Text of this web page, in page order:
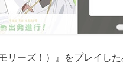
リーズ！）』をプレイし